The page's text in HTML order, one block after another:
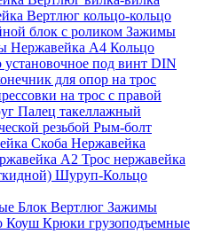
Вертлюг кольцо-кольцо
блок с роликом Зажимы
Нержавейка А4 Кольцо
установочное под винт DIN
для опор на трос
на трос с правой
Палец такеллажный
резьбой Рым-болт
Скоба Нержавейка
А2 Трос нержавейка
Шуруп-Кольцо
Блок Вертлюг Зажимы
Коуш Крюки грузоподъемные